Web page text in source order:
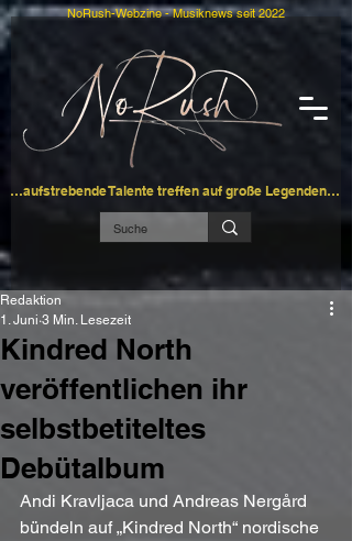
…aufstrebende Talente treffen auf große Legenden…
NoRush-Webzine - Musiknews seit 2022
Kindred North
veröffentlichen ihr
selbstbetiteltes
Debütalbum
Redaktion
1. Juni 3 Min. Lesezeit
Andi Kravljaca und Andreas Nergård
bündeln auf „Kindred North“ nordische